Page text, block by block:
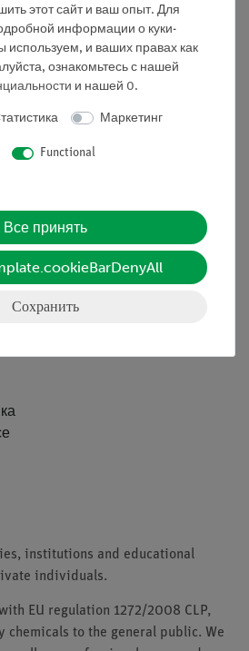
поддержки клиентов
institutions and educational
individuals.
EU regulation 1272/2008 CLP,
chemicals to the general public. We
этот сайт и ваш опыт. Для
информации о куки-
и ваших правах как
ознакомьтесь с нашей
и нашей 0.
Маркетинг
Functional
Все принять
Сохранить